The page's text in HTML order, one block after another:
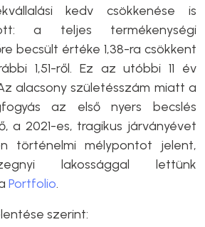
kedv csökkenése is
a teljes termékenységi
becsült értéke 1,38-ra csökkent
1,51-ről. Ez az utóbbi 11 év
alacsony születésszám miatt a
az első nyers becslés
a 2021-es, tragikus járványévet
történelmi mélypontot jelent,
lakossággal lettünk
Portfolio.
szerint: